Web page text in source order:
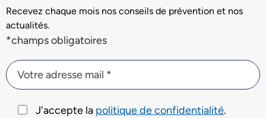
Recevez chaque mois nos conseils de prévention et nos
actualités.
Champs du formulaire d'inscription à la newsletter
*champs obligatoires
Votre adresse mail *
Votre adresse mail *
J'accepte la politique de confidentialité.